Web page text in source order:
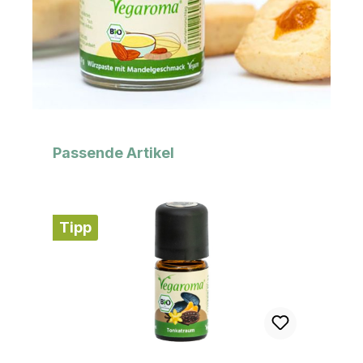
Produktgalerie überspringen
Passende Artikel
Tipp